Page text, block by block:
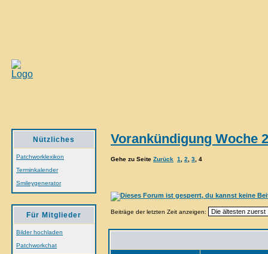
Nützliches
Patchworklexikon
Terminkalender
Smileygenerator
Für Mitglieder
Bilder hochladen
Patchworkchat
Vorankündigung Woche
Gehe zu Seite Zurück 1 2 3 4
Beiträge der letzten Zeit anzeigen: